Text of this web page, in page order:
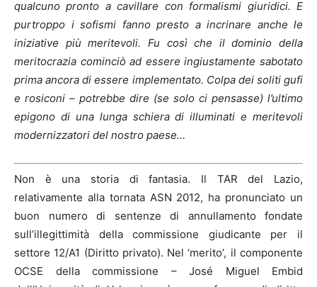
qualcuno pronto a cavillare con formalismi giuridici. E
purtroppo i sofismi fanno presto a incrinare anche le
iniziative più meritevoli. Fu così che il dominio della
meritocrazia cominciò ad essere ingiustamente sabotato
prima ancora di essere implementato. Colpa dei soliti gufi
e rosiconi – potrebbe dire (se solo ci pensasse) l’ultimo
epigono di una lunga schiera di illuminati e meritevoli
modernizzatori del nostro paese…
Non è una storia di fantasia. Il TAR del Lazio,
relativamente alla tornata ASN 2012, ha pronunciato un
buon numero di sentenze di annullamento fondate
sull’illegittimità della commissione giudicante per il
settore 12/A1 (Diritto privato). Nel ‘merito’, il componente
OCSE della commissione – José Miguel Embid